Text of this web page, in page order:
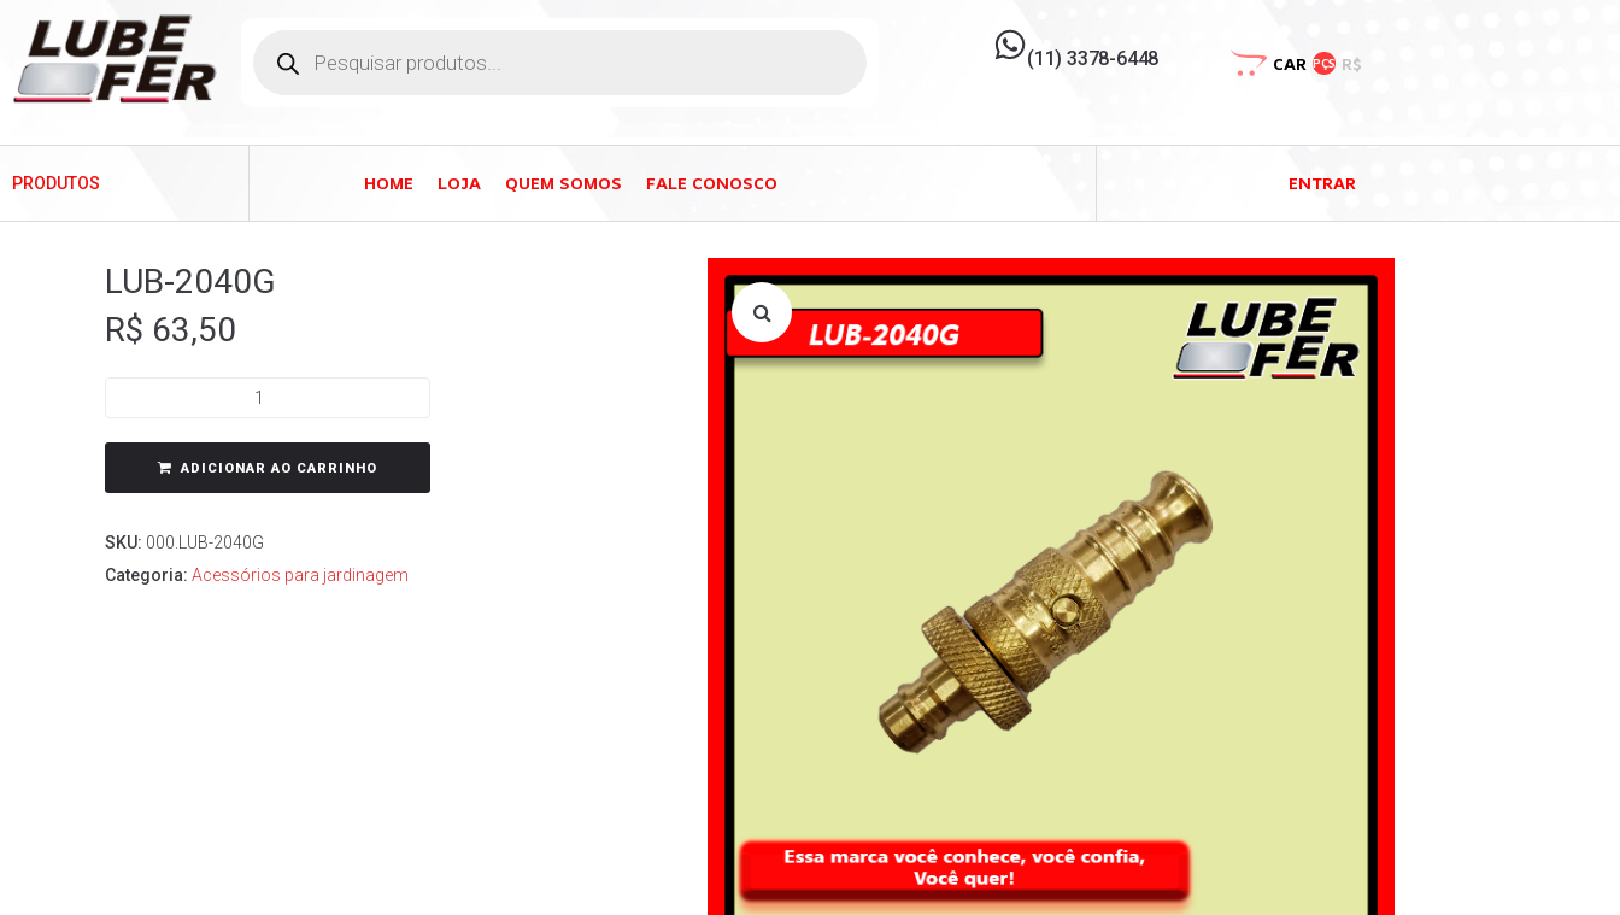
(11) 3378-6448 CAR PÇS R$
PRODUTOS HOME LOJA QUEM SOMOS FALE CONOSCO ENTRAR
LUB-2040G
R$ 63,50
ADICIONAR AO CARRINHO
SKU: 000.LUB-2040G
Categoria: Acessórios para jardinagem